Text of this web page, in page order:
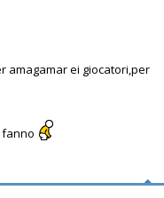
amagamar ei giocatori,per
fanno